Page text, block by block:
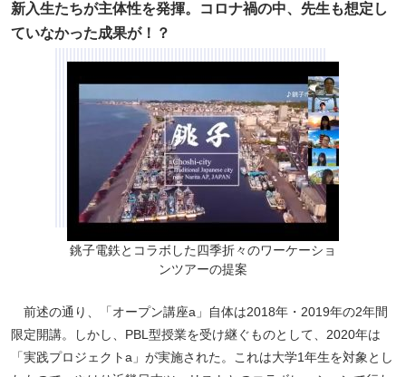
新入生たちが主体性を発揮。コロナ禍の中、先生も想定し
ていなかった成果が！？
銚子電鉄とコラボした四季折々のワーケーショ
ンツアーの提案
前述の通り、「オープン講座a」自体は2018年・2019年の2年間
限定開講。しかし、PBL型授業を受け継ぐものとして、2020年は
「実践プロジェクトa」が実施された。これは大学1年生を対象とし